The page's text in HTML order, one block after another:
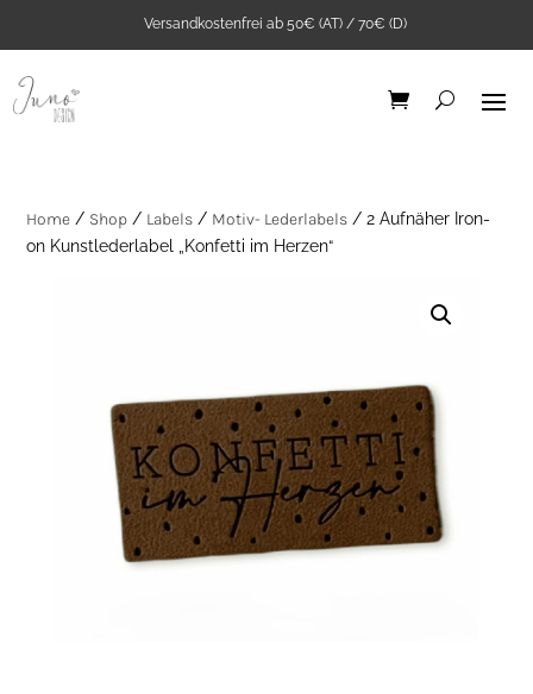
Versandkostenfrei ab 50€ (AT) / 70€ (D)
Home / Shop / Labels / Motiv- Lederlabels / 2 Aufnäher Iron-
on Kunstlederlabel „Konfetti im Herzen“